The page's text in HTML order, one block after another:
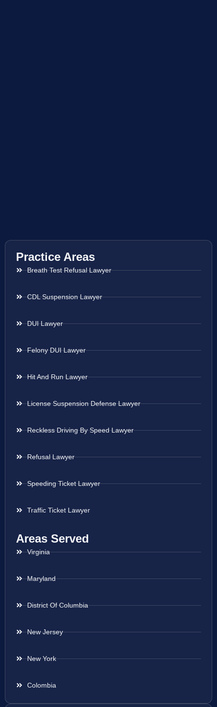
Practice Areas
Breath Test Refusal Lawyer
CDL Suspension Lawyer
DUI Lawyer
Felony DUI Lawyer
Hit And Run Lawyer
License Suspension Defense Lawyer
Reckless Driving By Speed Lawyer
Refusal Lawyer
Speeding Ticket Lawyer
Traffic Ticket Lawyer
Areas Served
Virginia
Maryland
District Of Columbia
New Jersey
New York
Colombia